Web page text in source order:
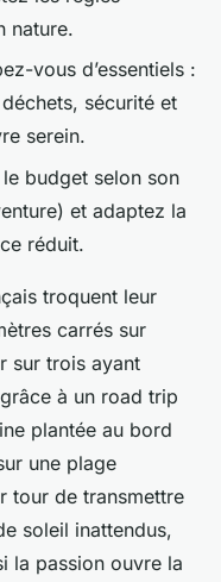
nature.
vous d’essentiels :
sécurité et
serein.
budget selon son
et adaptez la
réduit.
troquent leur
carrés sur
sur trois ayant
à un road trip
plantée au bord
une plage
tour de transmettre
soleil inattendus,
la passion ouvre la